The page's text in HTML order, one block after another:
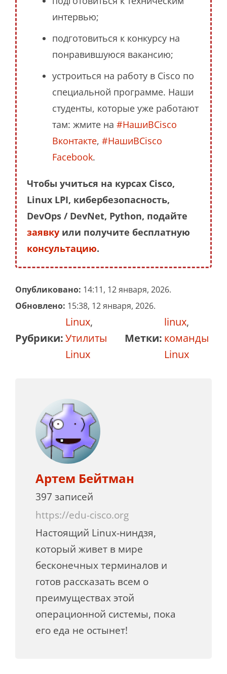
интервью;
подготовиться к конкурсу на
понравившуюся вакансию;
устроиться на работу в Cisco по
специальной программе. Наши
студенты, которые уже работают
там: жмите на #НашиВCisco
Вконтакте, #НашиВCisco
Facebook.
Чтобы учиться на курсах Cisco,
Linux LPI, кибербезопасность,
DevOps / DevNet, Python, подайте
заявку или получите бесплатную
консультацию.
Опубликовано: 14:11, 12 января, 2026.
Обновлено: 15:38, 12 января, 2026.
Рубрики:
Linux,
Утилиты
Linux
Метки:
linux,
команды
Linux
Артем Бейтман
397 записей
https://edu-cisco.org
Настоящий Linux-ниндзя,
который живет в мире
бесконечных терминалов и
готов рассказать всем о
преимуществах этой
операционной системы, пока
его еда не остынет!